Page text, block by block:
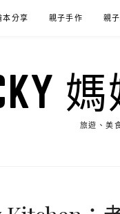
本分享 親子手作 親
旅遊、美